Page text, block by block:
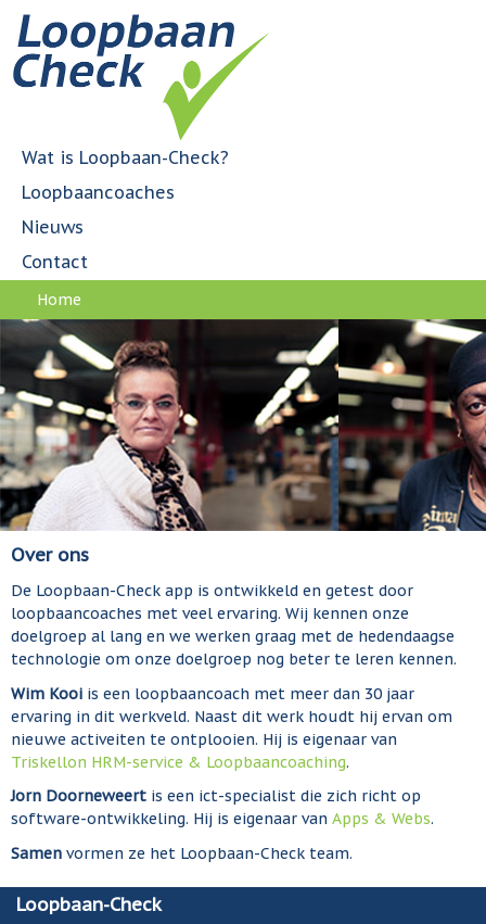
Jump to navigation
H
o
o
m
n
u
Wat is Loopbaan-Check?
Loopbaancoaches
Nieuws
Contact
U
bent
hier
Home
Over ons
De Loopbaan-Check app is ontwikkeld en getest door
loopbaancoaches met veel ervaring. Wij kennen onze
doelgroep al lang en we werken graag met de hedendaagse
technologie om onze doelgroep nog beter te leren kennen.
Wim Kooi is een loopbaancoach met meer dan 30 jaar
ervaring in dit werkveld. Naast dit werk houdt hij ervan om
nieuwe activeiten te ontplooien. Hij is eigenaar van
Triskellon HRM-service & Loopbaancoaching.
Jorn Doorneweert is een ict-specialist die zich richt op
software-ontwikkeling. Hij is eigenaar van Apps & Webs.
Samen vormen ze het Loopbaan-Check team.
Loopbaan-Check